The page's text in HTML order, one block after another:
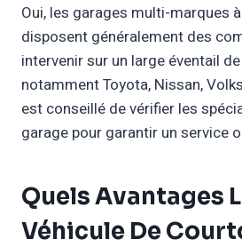
Oui, les garages multi-marques
disposent généralement des
intervenir sur un large éventail
notamment Toyota, Nissan,
est conseillé de vérifier les
garage pour garantir un service
Quels Avantages
Véhicule De